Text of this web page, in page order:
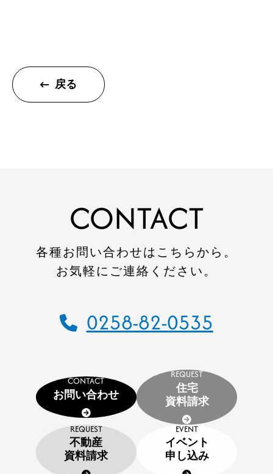
住宅施工事例
環境事業施工事例
採用情報
インターンシップのご案内
お問い合わせ
不動産資料請求
お知らせ
用語集
協力業者の皆様へ
戻る
CONTACT
各種お問い合わせはこちらから。
お気軽にご連絡ください。
0258-82-0535
CONTACT
お問い合わせ
REQUEST
住宅
資料請求
REQUEST
不動産
資料請求
EVENT
イベント
申し込み